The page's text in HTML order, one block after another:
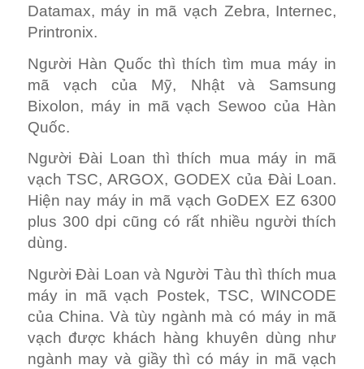
Datamax, máy in mã vạch Zebra, Internec,
Printronix.
Người Hàn Quốc thì thích tìm mua máy in
mã vạch của Mỹ, Nhật và Samsung
Bixolon, máy in mã vạch Sewoo của Hàn
Quốc.
Người Đài Loan thì thích mua máy in mã
vạch TSC, ARGOX, GODEX của Đài Loan.
Hiện nay máy in mã vạch GoDEX EZ 6300
plus 300 dpi cũng có rất nhiều người thích
dùng.
Người Đài Loan và Người Tàu thì thích mua
máy in mã vạch Postek, TSC, WINCODE
của China. Và tùy ngành mà có máy in mã
vạch được khách hàng khuyên dùng như
ngành may và giầy thì có máy in mã vạch